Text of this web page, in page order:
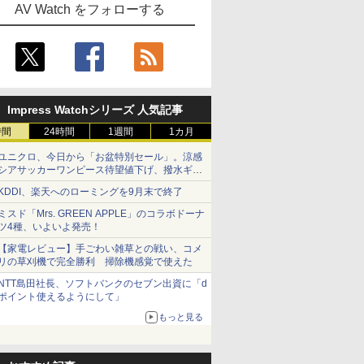
AV Watch をフォローする
Impress Watchシリーズ 人気記事
24時間 1週間 1カ月
ニクロ、今日から「お盆特別セール」。涼感
アサッカーワンピース待望値下げ、撥水ギア
ョーツは1990円に
、楽天へのローミングを9月末で終了
スド「Mrs. GREEN APPLE」のコラボドーナ
4種、いよいよ発売！
家電レビュー】手ごわい雑草との戦い、コメ
の草刈機で完全勝利 掃除機感覚で使えた
島田社長、ソフトバンクのセブン出資に「d
イント使えるようにして」
もっと見る